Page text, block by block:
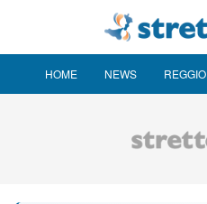
HOME NEWS REGGIO